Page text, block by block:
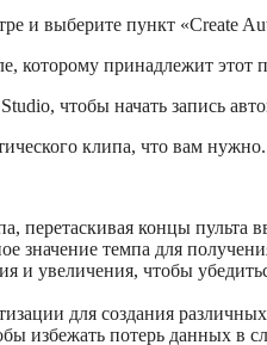
и выберите пункт «Create
которому принадлежит этот
чтобы начать запись
клипа, что вам нужно.
перетаскивая концы пульта
значение темпа для
и увеличения, чтобы
для создания
избежать потерь данных в